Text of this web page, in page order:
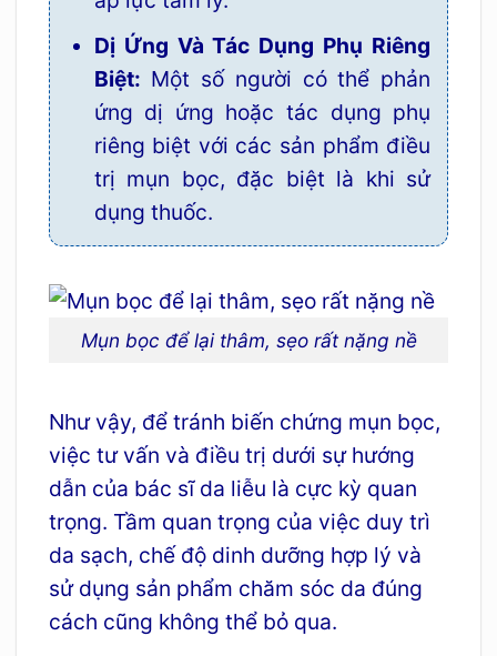
Dị Ứng Và Tác Dụng Phụ Riêng
Biệt: Một số người có thể phản
ứng dị ứng hoặc tác dụng phụ
riêng biệt với các sản phẩm điều
trị mụn bọc, đặc biệt là khi sử
dụng thuốc.
Mụn bọc để lại thâm, sẹo rất nặng nề
Như vậy, để tránh biến chứng mụn bọc,
việc tư vấn và điều trị dưới sự hướng
dẫn của bác sĩ da liễu là cực kỳ quan
trọng. Tầm quan trọng của việc duy trì
da sạch, chế độ dinh dưỡng hợp lý và
sử dụng sản phẩm chăm sóc da đúng
cách cũng không thể bỏ qua.